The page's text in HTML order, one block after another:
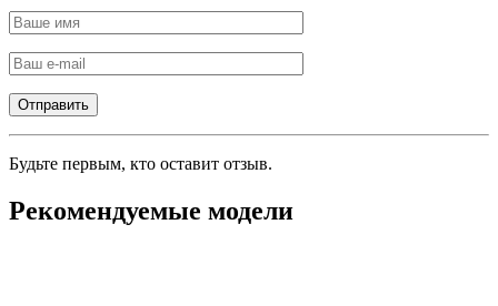
Будьте первым, кто оставит отзыв.
Рекомендуемые модели